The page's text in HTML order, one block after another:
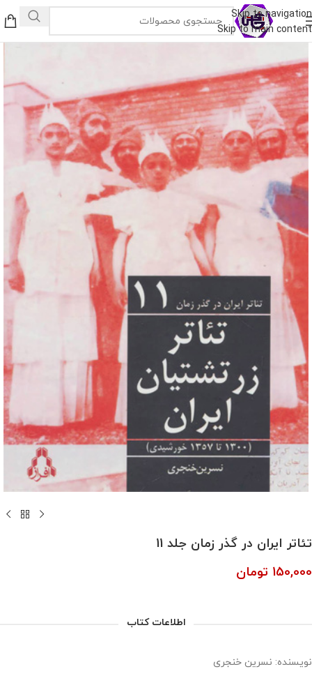
Skip to navigation
Skip to main content
تئاتر ایران در گذر زمان جلد 11
150,000 تومان
اطلاعات کتاب
نویسنده: نسرین خنجری